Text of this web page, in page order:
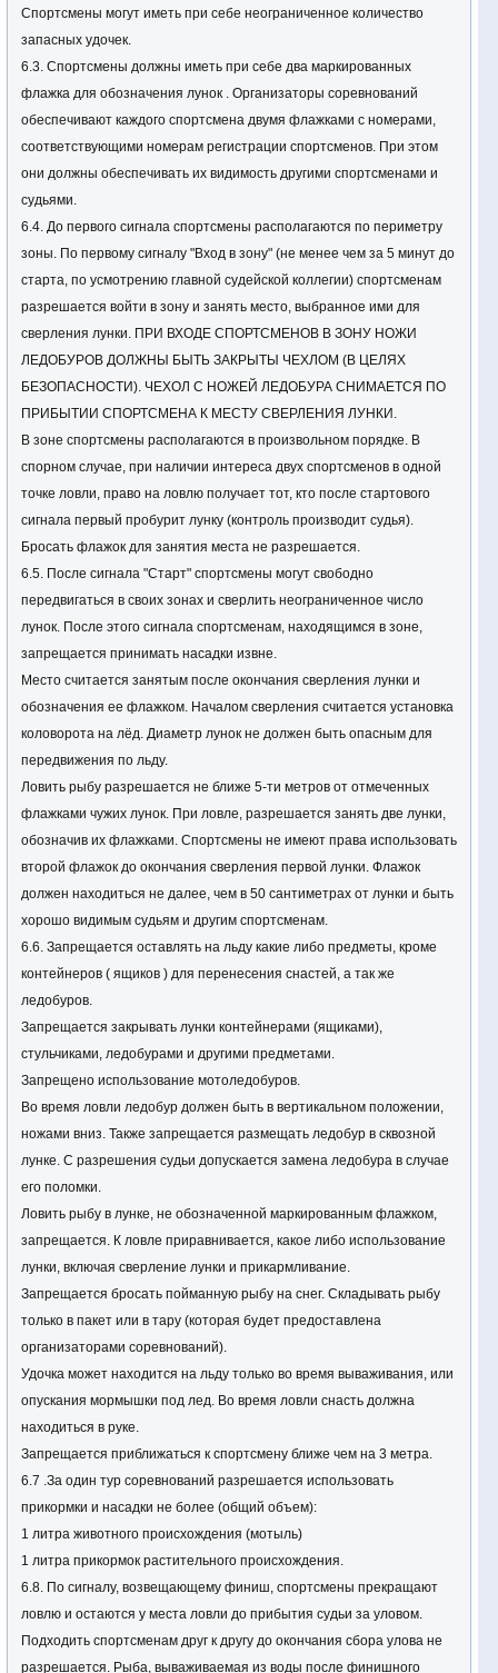
положения.
Главный судья соревнований - Шамрай Николай Савельевич.
3. Сроки и место проведения соревнований
Открытый чемпионат Харьковской области по ловле рыбы на
мормышку проводится 20-21 декабря 2014 года в Харьковской
области на Печенежском водохранилище в районе Мартовского
залива.
4. Участники соревнований
К участию в соревнованиях допускаются спортсмены со всех
регионов Украины, а также дальнего и ближнего зарубежья.
Команда в составе 3 человек (допускается наличие тренера и
одного запасного спортсмена). Общее количество участников
не ограничено.
Участники, зарегистрированные без команды, будут
формироваться в команды после окончания регистрации.
5. Регламент соревнования
20 декабря (суббота) 2014 г
I ТУР
8:00 – Общий сбор и жеребьевка на месте проведения
(Мартовской залив).
9:00 – Построение.
9:40 – Проверка судьями содержимого ящиков и количества
прикормки и насадки.
9:55 – 1 выстрел, вход в зону ловли
10:00 – 2 выстрел, старт 1-го тура
12:55 – 3 выстрел 5 мин, до финиша 1-го тура
13:00 – 4 выстрел, финиш 1-го тура, взвешивани
21 декабря (воскресенье) 2014 г
II ТУР
8:00 – Общий сбор на месте проведения (Мартовской залив).
8:15 – Жеребьевка.
8:40 – Проверка судьями содержимого ящиков, количества
прикормки и насадки.
8:55 – 1 выстрел, вход в зону ловли
09:00 – 2 выстрел, старт 2-го тура
11:55 – 3 выстрел 5 мин, до финиша 2-го тура
12:00 – 4 выстрел, финиш 2-го тура, взвешивание
13:30 – Построение, подведение итогов соревнований,
объявление и награждение победителей
6. Определение результатов
Определение результатов производится в соответствии с
действующими правилами спортивного рыболовства Украины.
7. Награждение победителей
• победитель и призеры в личном зачете награждаются
медалями, дипломами и призами от спонсоров;
• команды, занявшие с первого по третье место, награждаются
медалями и дипломами соответствующих степеней, призами от
спонсоров;
8. Затраты
• вступительный взнос с каждого участника 200 грн;
• затраты по обеспечению участников соревнований (оплата
проезда, проживание, питание и т.п.) несут сами спортсмены.
9. Особые условия
а). Применение различных искусственных насадок (кембриков,
бисера, искусственного мотыля и опарыша) ЗАПРЕЩЕНО.
Спортсмены могут иметь при себе неограниченное количество
запасных удочек.
6.3. Спортсмены должны иметь при себе два маркированных
флажка для обозначения лунок . Организаторы соревнований
обеспечивают каждого спортсмена двумя флажками с номерами,
соответствующими номерам регистрации спортсменов. При этом
они должны обеспечивать их видимость другими спортсменами и
судьями.
6.4. До первого сигнала спортсмены располагаются по периметру
зоны. По первому сигналу "Вход в зону" (не менее чем за 5 минут до
старта, по усмотрению главной судейской коллегии) спортсменам
разрешается войти в зону и занять место, выбранное ими для
сверления лунки. ПРИ ВХОДЕ СПОРТСМЕНОВ В ЗОНУ НОЖИ
ЛЕДОБУРОВ ДОЛЖНЫ БЫТЬ ЗАКРЫТЫ ЧЕХЛОМ (В ЦЕЛЯХ
БЕЗОПАСНОСТИ). ЧЕХОЛ С НОЖЕЙ ЛЕДОБУРА СНИМАЕТСЯ ПО
ПРИБЫТИИ СПОРТСМЕНА К МЕСТУ СВЕРЛЕНИЯ ЛУНКИ.
В зоне спортсмены располагаются в произвольном порядке. В
спорном случае, при наличии интереса двух спортсменов в одной
точке ловли, право на ловлю получает тот, кто после стартового
сигнала первый пробурит лунку (контроль производит судья).
Бросать флажок для занятия места не разрешается.
6.5. После сигнала "Старт" спортсмены могут свободно
передвигаться в своих зонах и сверлить неограниченное число
лунок. После этого сигнала спортсменам, находящимся в зоне,
запрещается принимать насадки извне.
Место считается занятым после окончания сверления лунки и
обозначения ее флажком. Началом сверления считается установка
коловорота на лёд. Диаметр лунок не должен быть опасным для
передвижения по льду.
Ловить рыбу разрешается не ближе 5-ти метров от отмеченных
флажками чужих лунок. При ловле, разрешается занять две лунки,
обозначив их флажками. Спортсмены не имеют права использовать
второй флажок до окончания сверления первой лунки. Флажок
должен находиться не далее, чем в 50 сантиметрах от лунки и быть
хорошо видимым судьям и другим спортсменам.
6.6. Запрещается оставлять на льду какие либо предметы, кроме
контейнеров ( ящиков ) для перенесения снастей, а так же
ледобуров.
Запрещается закрывать лунки контейнерами (ящиками),
стульчиками, ледобурами и другими предметами.
Запрещено использование мотоледобуров.
Во время ловли ледобур должен быть в вертикальном положении,
ножами вниз. Также запрещается размещать ледобур в сквозной
лунке. С разрешения судьи допускается замена ледобура в случае
его поломки.
Ловить рыбу в лунке, не обозначенной маркированным флажком,
запрещается. К ловле приравнивается, какое либо использование
лунки, включая сверление лунки и прикармливание.
Запрещается бросать пойманную рыбу на снег. Складывать рыбу
только в пакет или в тару (которая будет предоставлена
организаторами соревнований).
Удочка может находится на льду только во время вываживания, или
опускания мормышки под лед. Во время ловли снасть должна
находиться в руке.
Запрещается приближаться к спортсмену ближе чем на 3 метра.
6.7 .За один тур соревнований разрешается использовать
прикормки и насадки не более (общий объем):
1 литра животного происхождения (мотыль)
1 литра прикормок растительного происхождения.
6.8. По сигналу, возвещающему финиш, спортсмены прекращают
ловлю и остаются у места ловли до прибытия судьи за уловом.
Подходить спортсменам друг к другу до окончания сбора улова не
разрешается. Рыба, вываживаемая из воды после финишного